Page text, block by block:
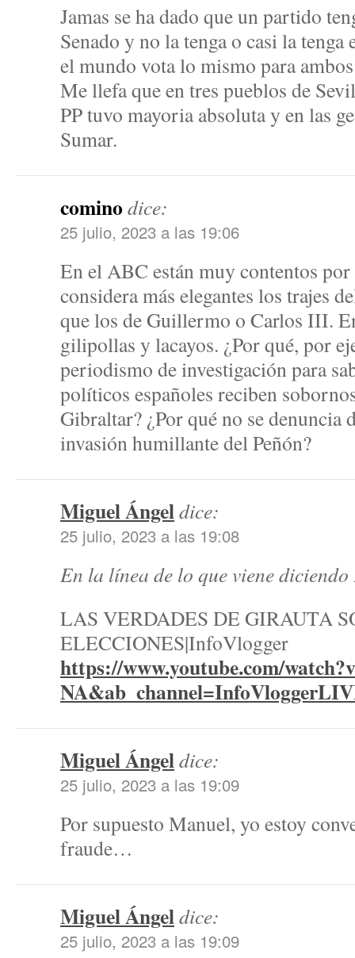
Jamas se ha dado que un partido
Senado y no la tenga o casi la
el mundo vota lo mismo para
Me llefa que en tres pueblos de
PP tuvo mayoria absoluta y en las
Sumar.
cominodice:
25 julio, 2023 a las 19:06
En el ABC están muy contentos
considera más elegantes los trajes
que los de Guillermo o Carlos III.
gilipollas y lacayos. ¿Por qué, por
periodismo de investigación para
políticos españoles reciben
Gibraltar? ¿Por qué no se denuncia
invasión humillante del Peñón?
Miguel Ángeldice:
25 julio, 2023 a las 19:08
En la línea de lo que viene
LAS VERDADES DE GIRAUTA
ELECCIONES|InfoVlogger
https://www.youtube.com/
Miguel Ángeldice:
25 julio, 2023 a las 19:09
Por supuesto Manuel, yo estoy
fraude…
Miguel Ángeldice:
25 julio, 2023 a las 19:09